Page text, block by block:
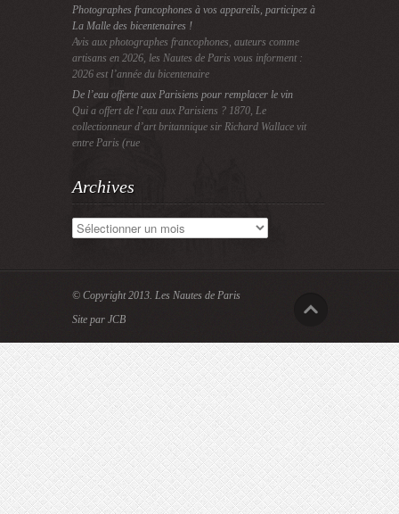
Photographes francophones à vos appareils, participez à
La Malle des bicentenaires !
Avis aux photographes francophones, auteurs comme
artisans en 2026, les Nautes de Paris vous informent :
2026 est l’année du bicentenaire
De l’eau offerte aux Parisiens pour remplacer le vin
Qui a offert de l’eau aux Parisiens ? 1870, Le
collectionneur d’art britannique sir Richard Wallace vit
entre Paris (rue
Archives
Archives
© Copyright 2013. Les Nautes de Paris
Site par JCB